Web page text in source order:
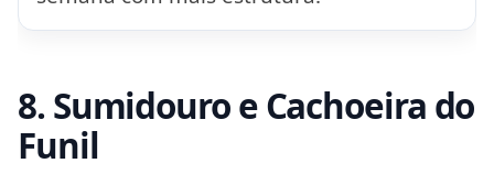
8. Sumidouro e Cachoeira do
Funil